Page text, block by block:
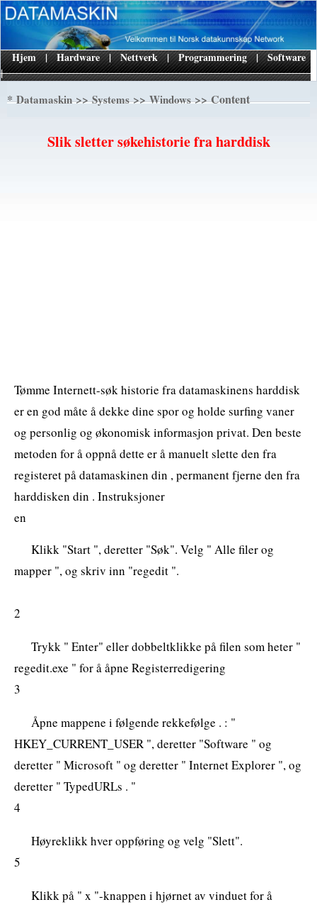
|
Hjem | Hardware | Nettverk | Programmering | Software
*Datamaskin>>Systems>>Windows>> Content
Slik sletter søkehistorie fra harddisk
Tømme Internett-søk historie fra datamaskinens harddisk
er en god måte å dekke dine spor og holde surfing vaner
og personlig og økonomisk informasjon privat. Den beste
metoden for å oppnå dette er å manuelt slette den fra
registeret på datamaskinen din , permanent fjerne den fra
harddisken din . Instruksjoner
en
Klikk "Start ", deretter "Søk". Velg " Alle filer og
mapper ", og skriv inn "regedit ".
2
Trykk " Enter" eller dobbeltklikke på filen som heter "
regedit.exe " for å åpne Registerredigering
3
Åpne mappene i følgende rekkefølge . : "
HKEY_CURRENT_USER ", deretter "Software " og
deretter " Microsoft " og deretter " Internet Explorer ", og
deretter " TypedURLs . "
4
Høyreklikk hver oppføring og velg "Slett".
5
Klikk på " x "-knappen i hjørnet av vinduet for å